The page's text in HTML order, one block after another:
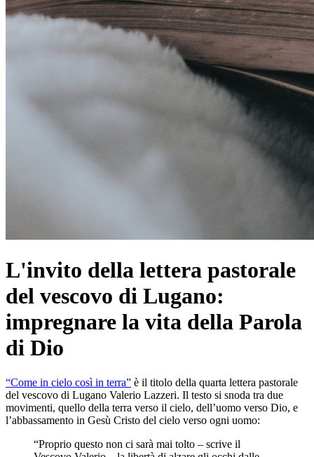
L'invito della lettera pastorale
del vescovo di Lugano:
impregnare la vita della Parola
di Dio
“Come in cielo così in terra” è il titolo della quarta lettera pastorale
del vescovo di Lugano Valerio Lazzeri. Il testo si snoda tra due
movimenti, quello della terra verso il cielo, dell’uomo verso Dio, e
l’abbassamento in Gesù Cristo del cielo verso ogni uomo:
“Proprio questo non ci sarà mai tolto – scrive il